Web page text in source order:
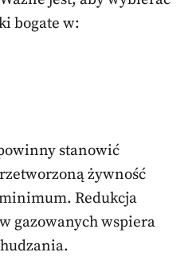
bogate w:
stanowić
żywność
Redukcja
gazowanych wspiera